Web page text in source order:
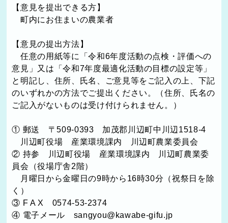
【意見を提出できる方】
町内にお住まいの農業者
【意見の提出方法】
任意の用紙等に「令和6年度活動の点検・評価への
意見」又は「令和7年度最適化活動の目標の設定等」
と明記し、住所、氏名、ご意見等をご記入の上、下記
のいずれかの方法でご提出ください。（住所、氏名の
ご記入がないものは受け付けられません。）
① 郵送 〒509-0393 加茂郡川辺町中川辺1518-4
川辺町役場 産業環境課内 川辺町農業委員会
② 持参 川辺町役場 産業環境課内 川辺町農業委
員会（役場庁舎2階）
月曜日から金曜日の9時から16時30分（祝祭日を除
く）
③ F A X 0574-53-2374
④ 電子メール sangyou@kawabe-gifu.jp